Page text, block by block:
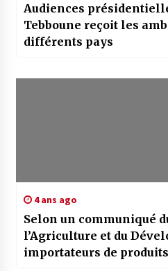
Audiences présidentielles/ Le
Tebboune reçoit les
différents pays
4 ans ago
Selon un communiqué
l’Agriculture et du
importateurs de